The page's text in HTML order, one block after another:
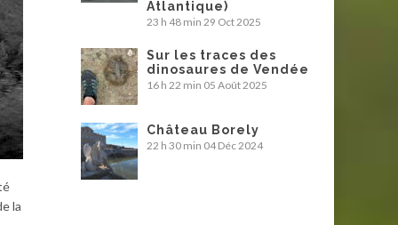
la
Atlantique)
23 h 48 min 29 Oct 2025
Sur les traces des
dinosaures de Vendée
16 h 22 min 05 Août 2025
Château Borely
22 h 30 min 04 Déc 2024